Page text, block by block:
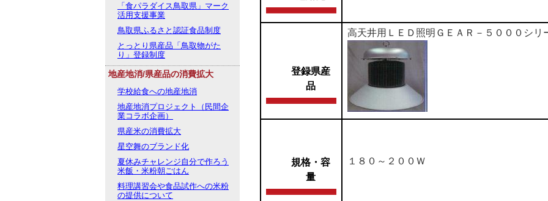
「食パラダイス鳥取県」マーク
活用支援事業
鳥取県ふるさと認証食品制度
とっとり県産品「鳥取物がた
り」登録制度
地産地消/県産品の消費拡大
学校給食への地産地消
地産地消プロジェクト（民間企
業コラボ企画）
県産米の消費拡大
星空舞のブランド化
夏休みチャレンジ自分で作ろう
米飯・米粉朝ごはん
料理講習会や食品試作への米粉
の提供について
登録県産
品
高天井用ＬＥＤ照明ＧＥＡＲ－５０００シリ
規格・容
量
１８０～２００Ｗ